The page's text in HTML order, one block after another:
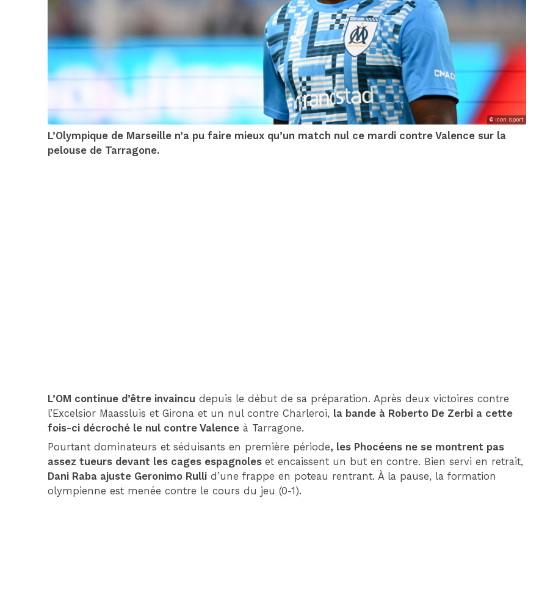
© Icon Sport
L’Olympique de Marseille n’a pu faire mieux qu’un match nul ce mardi contre Valence sur la
pelouse de Tarragone.
L’OM continue d’être invaincu depuis le début de sa préparation. Après deux victoires contre
l’Excelsior Maassluis et Girona et un nul contre Charleroi, la bande à Roberto De Zerbi a cette
fois-ci décroché le nul contre Valence à Tarragone.
Pourtant dominateurs et séduisants en première période, les Phocéens ne se montrent pas
assez tueurs devant les cages espagnoleset encaissent un but en contre. Bien servi en retrait,
Dani Raba ajuste Geronimo Rulli d’une frappe en poteau rentrant. À la pause, la formation
olympienne est menée contre le cours du jeu (0-1).